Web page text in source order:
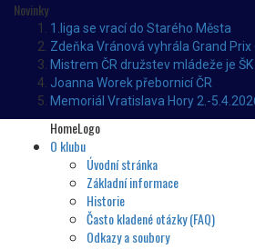
Novinky
1.liga se vrací do Starého Města
Zdeňka Vránová vyhrála Grand Prix
Mistrem ČR družstev mládeže je
Joanna Worek přebornicí ČR
Memoriál Vratislava Hory 2.-
HomeLogo
O klubu
Úvodní stránka
Základní informace
Historie
Často kladené otázky (FAQ)
Odkazy a soubory